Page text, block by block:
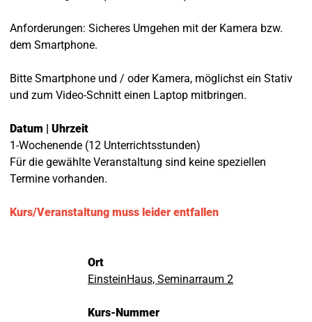
Anforderungen: Sicheres Umgehen mit der Kamera bzw.
dem Smartphone.
Bitte Smartphone und / oder Kamera, möglichst ein Stativ
und zum Video-Schnitt einen Laptop mitbringen.
Datum | Uhrzeit
1-Wochenende (12 Unterrichtsstunden)
Für die gewählte Veranstaltung sind keine speziellen
Termine vorhanden.
Kurs/Veranstaltung muss leider entfallen
Ort
EinsteinHaus, Seminarraum 2
Kurs-Nummer